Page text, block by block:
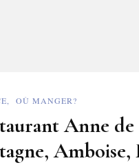
OÙ MANGER?
Anne de
Amboise,